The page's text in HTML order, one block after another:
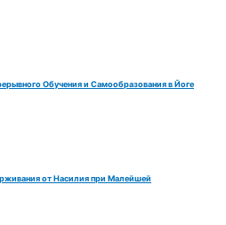
Обучения и Самообразования в Йоге
от Насилия при Малейшей